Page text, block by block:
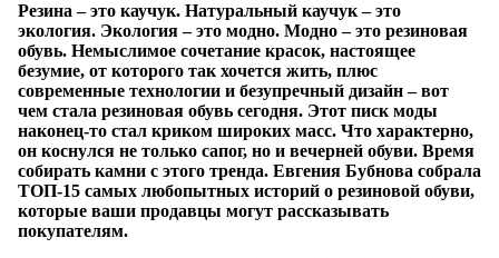
Резина – это каучук. Натуральный каучук – это
экология. Экология – это модно. Модно – это резиновая
обувь. Немыслимое сочетание красок, настоящее
безумие, от которого так хочется жить, плюс
современные технологии и безупречный дизайн – вот
чем стала резиновая обувь сегодня. Этот писк моды
наконец-то стал криком широких масс. Что характерно,
он коснулся не только сапог, но и вечерней обуви. Время
собирать камни с этого тренда. Евгения Бубнова собрала
ТОП-15 самых любопытных историй о резиновой обуви,
которые ваши продавцы могут рассказывать
покупателям.